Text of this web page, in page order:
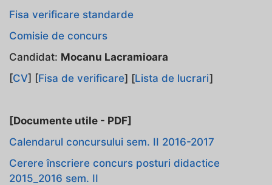
Fisa verificare standarde
Comisie de concurs
Candidat: Mocanu Lacramioara
[CV] [Fisa de verificare] [Lista de lucrari]
[Documente utile - PDF]
Calendarul concursului sem. II 2016-2017
Cerere înscriere concurs posturi didactice
2015_2016 sem. II